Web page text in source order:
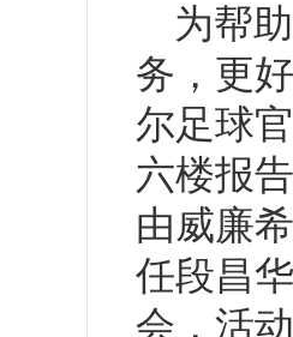
为帮助
务 ， 更好
尔足球
六楼报
由威廉
任段昌
会，活